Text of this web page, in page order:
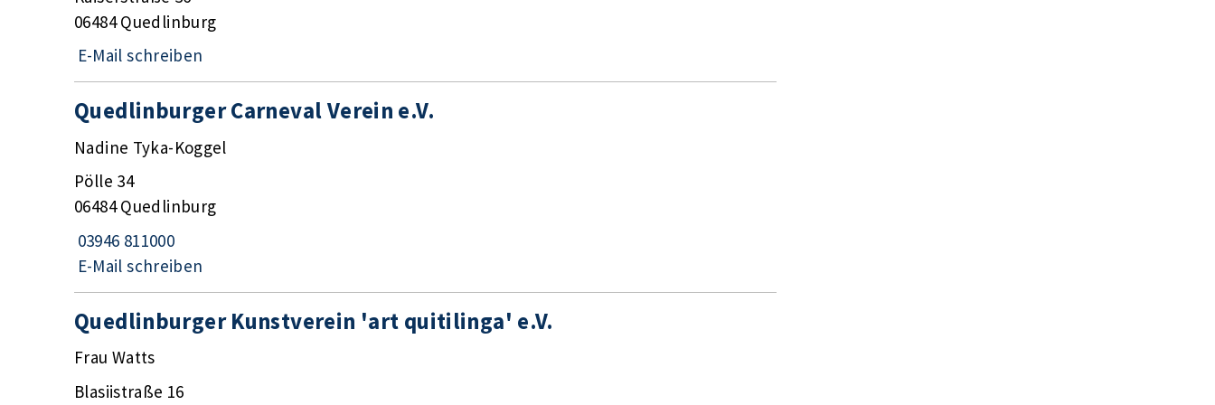
06484 Quedlinburg
E-Mail schreiben
Quedlinburger Carneval Verein e.V.
Nadine Tyka-Koggel
Pölle 34
06484 Quedlinburg
03946 811000
E-Mail schreiben
Quedlinburger Kunstverein 'art quitilinga' e.V.
Frau Watts
Blasiistraße 16